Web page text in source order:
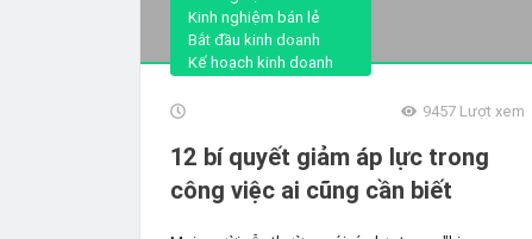
Kinh nghiệm bán lẻ
Bắt đầu kinh doanh
Kế hoạch kinh doanh
9457Lượt xem
12 bí quyết giảm áp lực trong
công việc ai cũng cần biết